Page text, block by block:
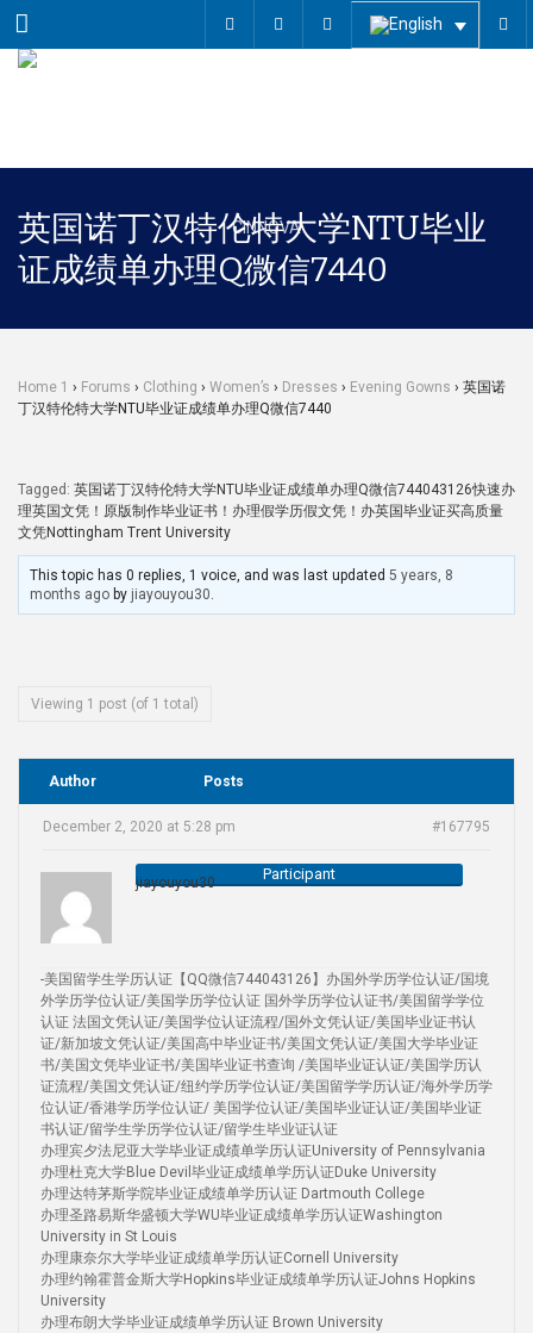
Menu
英国诺丁汉特伦特大学NTU毕业
证成绩单办理Q微信7440
Home 1 › Forums › Clothing › Women’s › Dresses › Evening Gowns › 英国诺
丁汉特伦特大学NTU毕业证成绩单办理Q微信7440
Tagged: 英国诺丁汉特伦特大学NTU毕业证成绩单办理Q微信744043126快速办
理英国文凭！原版制作毕业证书！办理假学历假文凭！办英国毕业证买高质量
文凭Nottingham Trent University
This topic has 0 replies, 1 voice, and was last updated5 years, 8
months ago by jiayouyou30.
Viewing 1 post (of 1 total)
Author Posts
December 2, 2020 at 5:28 pm #167795
jiayouyou30 Participant
-美国留学生学历认证【QQ微信744043126】办国外学历学位认证/国境
外学历学位认证/美国学历学位认证 国外学历学位认证书/美国留学学位
认证 法国文凭认证/美国学位认证流程/国外文凭认证/美国毕业证书认
证/新加坡文凭认证/美国高中毕业证书/美国文凭认证/美国大学毕业证
书/美国文凭毕业证书/美国毕业证书查询 /美国毕业证认证/美国学历认
证流程/美国文凭认证/纽约学历学位认证/美国留学学历认证/海外学历学
位认证/香港学历学位认证/ 美国学位认证/美国毕业证认证/美国毕业证
书认证/留学生学历学位认证/留学生毕业证认证
办理宾夕法尼亚大学毕业证成绩单学历认证University of Pennsylvania
办理杜克大学Blue Devil毕业证成绩单学历认证Duke University
办理达特茅斯学院毕业证成绩单学历认证 Dartmouth College
办理圣路易斯华盛顿大学WU毕业证成绩单学历认证Washington
University in St Louis
办理康奈尔大学毕业证成绩单学历认证Cornell University
办理约翰霍普金斯大学Hopkins毕业证成绩单学历认证Johns Hopkins
University
办理布朗大学毕业证成绩单学历认证 Brown University